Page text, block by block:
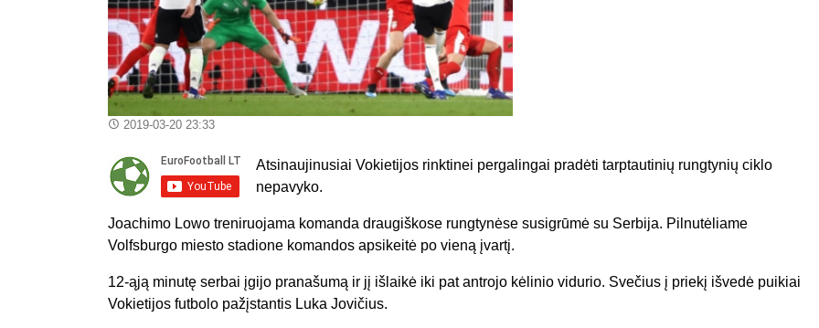
2019-03-20 23:33
Atsinaujinusiai Vokietijos rinktinei pergalingai pradėti tarptautinių rungtynių ciklo
nepavyko.
Joachimo Lowo treniruojama komanda draugiškose rungtynėse susigrūmė su Serbija. Pilnutėliame
Volfsburgo miesto stadione komandos apsikeitė po vieną įvartį.
12-ąją minutę serbai įgijo pranašumą ir jį išlaikė iki pat antrojo kėlinio vidurio. Svečius į priekį išvedė puikiai
Vokietijos futbolo pažįstantis Luka Jovičius.